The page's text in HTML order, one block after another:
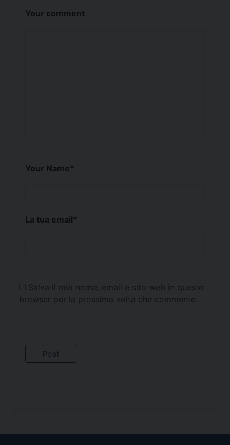
Your comment
Your Name*
La tua email*
Salva il mio nome, email e sito web in questo
browser per la prossima volta che commento.